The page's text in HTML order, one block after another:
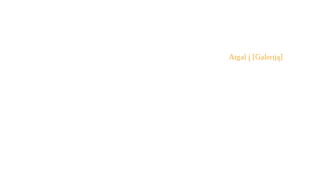
Atgal į [Galeriją]